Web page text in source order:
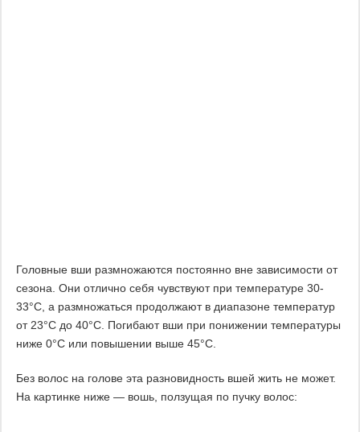
Головные вши размножаются постоянно вне зависимости от
сезона. Они отлично себя чувствуют при температуре 30-
33°С, а размножаться продолжают в диапазоне температур
от 23°С до 40°С. Погибают вши при понижении температуры
ниже 0°С или повышении выше 45°С.
Без волос на голове эта разновидность вшей жить не может.
На картинке ниже — вошь, ползущая по пучку волос: